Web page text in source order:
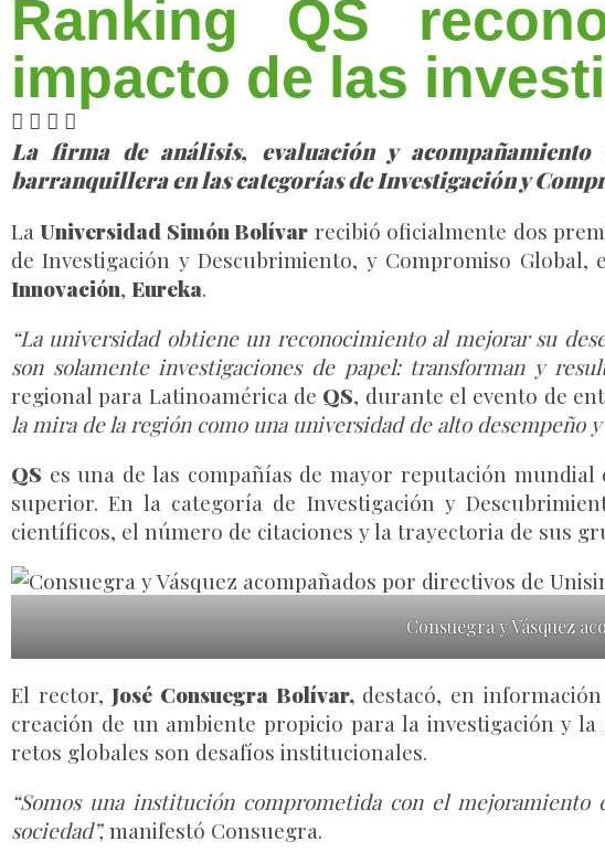
Ranking QS
impacto de las
La firma de análisis, evaluación y
barranquillera en las categorías de Investigación y
La Universidad Simón Bolívar recibió oficialmente dos
de Investigación y Descubrimiento, y Compromiso
Innovación, Eureka.
“La universidad obtiene un reconocimiento al mejorar su
son solamente investigaciones de papel: transforman y
regional para Latinoamérica de QS, durante el evento de
la mira de la región como una universidad de alto desempeño
QS es una de las compañías de mayor reputación
superior. En la categoría de Investigación y
científicos, el número de citaciones y la trayectoria de sus
Consuegra y Vásquez
El rector, José Consuegra Bolívar,destacó, en
creación de un ambiente propicio para la investigación y
retos globales son desafíos institucionales.
“Somos una institución comprometida con el
sociedad”,manifestó Consuegra.